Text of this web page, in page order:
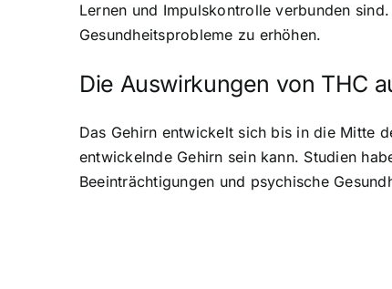
Lernen und Impulskontrolle verbunden
Gesundheitsprobleme zu erhöhen.
Die Auswirkungen von THC
Das Gehirn entwickelt sich bis in die Mitte
entwickelnde Gehirn sein kann. Studien
Beeinträchtigungen und psychische